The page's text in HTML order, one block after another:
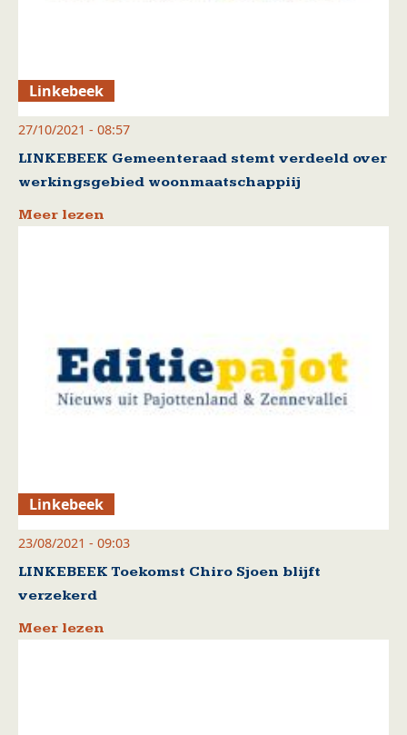
Linkebeek
27/10/2021 - 08:57
LINKEBEEK Gemeenteraad stemt verdeeld over
werkingsgebied woonmaatschappiij
Meer lezen
Linkebeek
23/08/2021 - 09:03
LINKEBEEK Toekomst Chiro Sjoen blijft
verzekerd
Meer lezen